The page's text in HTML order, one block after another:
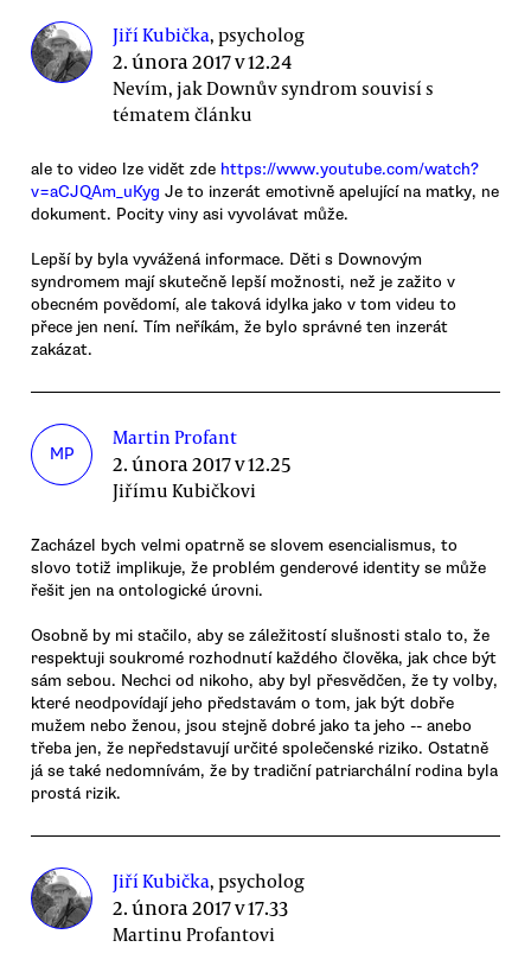
Jiří Kubička, psycholog
2. února 2017 v 12.24
Nevím, jak Downův syndrom souvisí s
tématem článku
ale to video lze vidět zde https://www.youtube.com/watch?
v=aCJQAm_uKyg Je to inzerát emotivně apelující na matky, ne
dokument. Pocity viny asi vyvolávat může.
Lepší by byla vyvážená informace. Děti s Downovým
syndromem mají skutečně lepší možnosti, než je zažito v
obecném povědomí, ale taková idylka jako v tom videu to
přece jen není. Tím neříkám, že bylo správné ten inzerát
zakázat.
MP
Martin Profant
2. února 2017 v 12.25
Jiřímu Kubičkovi
Zacházel bych velmi opatrně se slovem esencialismus, to
slovo totiž implikuje, že problém genderové identity se může
řešit jen na ontologické úrovni.
Osobně by mi stačilo, aby se záležitostí slušnosti stalo to, že
respektuji soukromé rozhodnutí každého člověka, jak chce být
sám sebou. Nechci od nikoho, aby byl přesvědčen, že ty volby,
které neodpovídají jeho představám o tom, jak být dobře
mužem nebo ženou, jsou stejně dobré jako ta jeho -- anebo
třeba jen, že nepředstavují určité společenské riziko. Ostatně
já se také nedomnívám, že by tradiční patriarchální rodina byla
prostá rizik.
Jiří Kubička, psycholog
2. února 2017 v 17.33
Martinu Profantovi